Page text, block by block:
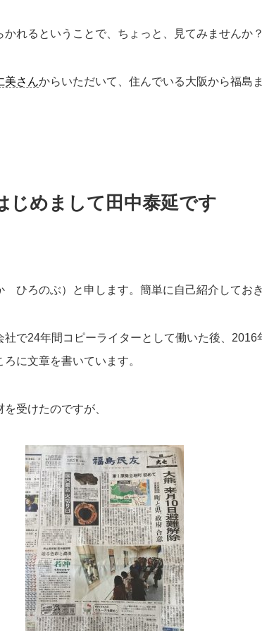
れるということで、ちょっと、見てみませんか？
美さんからいただいて、住んでいる大阪から福島
じめまして田中泰延です
ひろのぶ）と申します。簡単に自己紹介しておき
で24年間コピーライターとして働いた後、2016
に文章を書いています。
受けたのですが、